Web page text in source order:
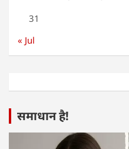
31
« Jul
समाधान है!